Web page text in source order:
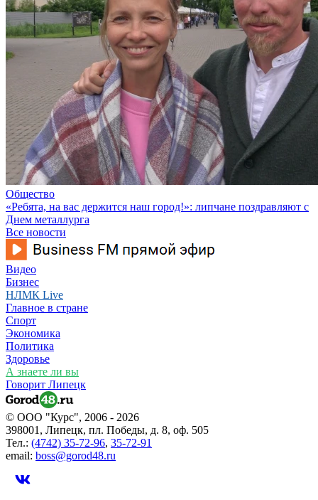
Общество
«Ребята, на вас держится наш город!»: липчане поздравляют с
Днем металлурга
Все новости
Видео
Бизнес
НЛМК Live
Главное в стране
Спорт
Экономика
Политика
Здоровье
А знаете ли вы
Говорит Липецк
© ООО "Курс", 2006 - 2026
398001, Липецк, пл. Победы, д. 8, оф. 505
Тел.: (4742) 35-72-96, 35-72-91
email: boss@gorod48.ru